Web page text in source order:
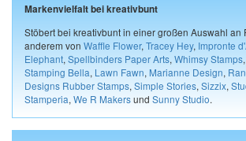
Markenvielfalt bei kreativbunt
Stöbert bei kreativbunt in einer großen Auswahl an
anderem von Waffle Flower, Tracey Hey, Impronte
Elephant, Spellbinders Paper Arts, Whimsy Stamps,
Stamping Bella, Lawn Fawn, Marianne Design,
Designs Rubber Stamps, Simple Stories, Sizzix,
Stamperia, We R Makersund Sunny Studio.